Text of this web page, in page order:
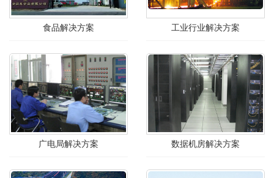
食品解决方案 工业行业解决方案
广电局解决方案 数据机房解决方案